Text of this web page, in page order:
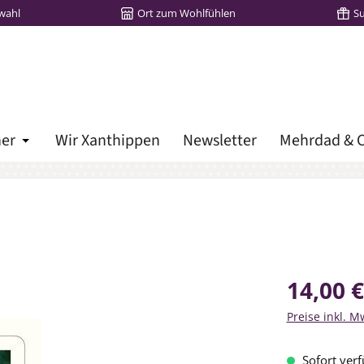
Ort zum Wohlfühlen
Öffne oder Schließe das Dropdown der Kategorie
Wir Xanthippen Newsletter Mehrdad &
Regulärer
14,00 €
Preise inkl.
Sofort